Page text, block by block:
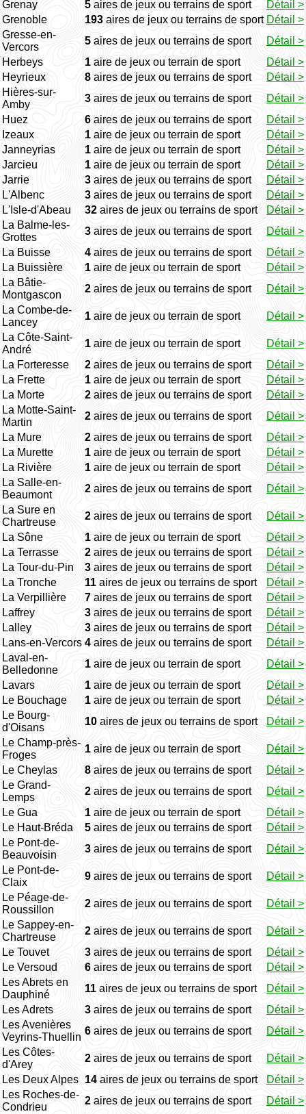
Grenay 5 aires de jeux ou terrains de sport
Détail >
Grenoble
193 aires de jeux ou terrains de sport Détail >
Gresse-en-
Vercors
5 aires de jeux ou terrains de sport
Détail >
Herbeys
1 aire de jeux ou terrain de sport
Détail >
Heyrieux
8 aires de jeux ou terrains de sport
Détail >
Hières-sur-
Amby
3 aires de jeux ou terrains de sport
Détail >
Huez
6 aires de jeux ou terrains de sport
Détail >
Izeaux
1 aire de jeux ou terrain de sport
Détail >
Janneyrias
1 aire de jeux ou terrain de sport
Détail >
Jarcieu
1 aire de jeux ou terrain de sport
Détail >
Jarrie
3 aires de jeux ou terrains de sport
Détail >
L'Albenc
3 aires de jeux ou terrains de sport
Détail >
L'Isle-d'Abeau
32 aires de jeux ou terrains de sport
Détail >
La Balme-les-
Grottes
3 aires de jeux ou terrains de sport
Détail >
La Buisse
4 aires de jeux ou terrains de sport
Détail >
La Buissière
1 aire de jeux ou terrain de sport
Détail >
La Bâtie-
Montgascon
2 aires de jeux ou terrains de sport
Détail >
La Combe-de-
Lancey
1 aire de jeux ou terrain de sport
Détail >
La Côte-Saint-
André
1 aire de jeux ou terrain de sport
Détail >
La Forteresse
2 aires de jeux ou terrains de sport
Détail >
La Frette
1 aire de jeux ou terrain de sport
Détail >
La Morte
2 aires de jeux ou terrains de sport
Détail >
La Motte-Saint-
Martin
2 aires de jeux ou terrains de sport
Détail >
La Mure
2 aires de jeux ou terrains de sport
Détail >
La Murette
1 aire de jeux ou terrain de sport
Détail >
La Rivière
1 aire de jeux ou terrain de sport
Détail >
La Salle-en-
Beaumont
2 aires de jeux ou terrains de sport
Détail >
La Sure en
Chartreuse
2 aires de jeux ou terrains de sport
Détail >
La Sône
1 aire de jeux ou terrain de sport
Détail >
La Terrasse
2 aires de jeux ou terrains de sport
Détail >
La Tour-du-Pin
3 aires de jeux ou terrains de sport
Détail >
La Tronche
11 aires de jeux ou terrains de sport
Détail >
La Verpillière
7 aires de jeux ou terrains de sport
Détail >
Laffrey
3 aires de jeux ou terrains de sport
Détail >
Lalley
3 aires de jeux ou terrains de sport
Détail >
Lans-en-Vercors 4 aires de jeux ou terrains de sport
Détail >
Laval-en-
Belledonne
1 aire de jeux ou terrain de sport
Détail >
Lavars
1 aire de jeux ou terrain de sport
Détail >
Le Bouchage
1 aire de jeux ou terrain de sport
Détail >
Le Bourg-
d'Oisans
10 aires de jeux ou terrains de sport
Détail >
Le Champ-près-
Froges
1 aire de jeux ou terrain de sport
Détail >
Le Cheylas
8 aires de jeux ou terrains de sport
Détail >
Le Grand-
Lemps
2 aires de jeux ou terrains de sport
Détail >
Le Gua
1 aire de jeux ou terrain de sport
Détail >
Le Haut-Bréda
5 aires de jeux ou terrains de sport
Détail >
Le Pont-de-
Beauvoisin
3 aires de jeux ou terrains de sport
Détail >
Le Pont-de-
Claix
9 aires de jeux ou terrains de sport
Détail >
Le Péage-de-
Roussillon
2 aires de jeux ou terrains de sport
Détail >
Le Sappey-en-
Chartreuse
2 aires de jeux ou terrains de sport
Détail >
Le Touvet
3 aires de jeux ou terrains de sport
Détail >
Le Versoud
6 aires de jeux ou terrains de sport
Détail >
Les Abrets en
Dauphiné
11 aires de jeux ou terrains de sport
Détail >
Les Adrets
3 aires de jeux ou terrains de sport
Détail >
Les Avenières
Veyrins-Thuellin
6 aires de jeux ou terrains de sport
Détail >
Les Côtes-
d'Arey
2 aires de jeux ou terrains de sport
Détail >
Les Deux Alpes 14 aires de jeux ou terrains de sport
Détail >
Les Roches-de-
Condrieu
2 aires de jeux ou terrains de sport
Détail >